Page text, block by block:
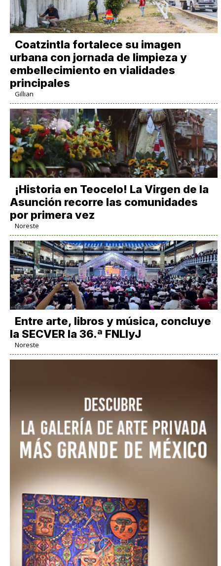
Coatzintla fortalece su imagen
urbana con jornada de limpieza y
embellecimiento en vialidades
principales
Gillian
​¡Historia en Teocelo! La Virgen de la
Asunción recorre las comunidades
por primera vez
Noreste
Entre arte, libros y música, concluye
la SECVER la 36.ª FNLIyJ
Noreste